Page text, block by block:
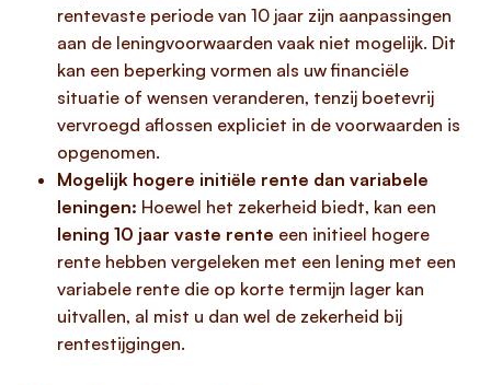
rentevaste periode van 10 jaar zijn aanpassingen
aan de leningvoorwaarden vaak niet mogelijk. Dit
kan een beperking vormen als uw financiële
situatie of wensen veranderen, tenzij boetevrij
vervroegd aflossen expliciet in de voorwaarden is
opgenomen.
Mogelijk hogere initiële rente dan variabele
leningen: Hoewel het zekerheid biedt, kan een
lening 10 jaar vaste rente een initieel hogere
rente hebben vergeleken met een lening met een
variabele rente die op korte termijn lager kan
uitvallen, al mist u dan wel de zekerheid bij
rentestijgingen.